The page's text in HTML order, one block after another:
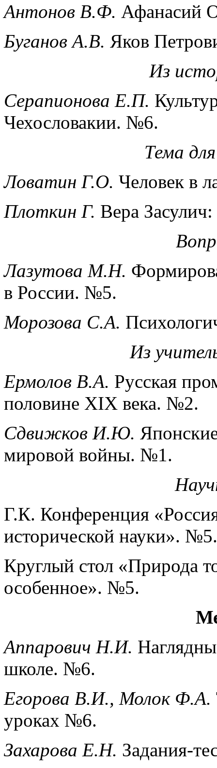
Антонов В.Ф. Афанасий
Буганов А.В. Яков
Из
Серапионова Е.П.
Чехословакии. №6.
Тема
Ловатин Г.О. Человек в
Плоткин Г. Вера
Лазутова М.Н.
в России. №5.
Морозова С.А.
Из
Ермолов В.А. Русская
половине XIX века. №2.
Сдвижков И.Ю.
мировой войны. №1.
Г.К. Конференция
исторической науки». №5.
Круглый стол «Природа
особенное». №5.
Аппарович Н.И.
школе. №6.
Егорова В.И., Молок Ф.А.
уроках №6.
Захарова Е.Н. Задания-